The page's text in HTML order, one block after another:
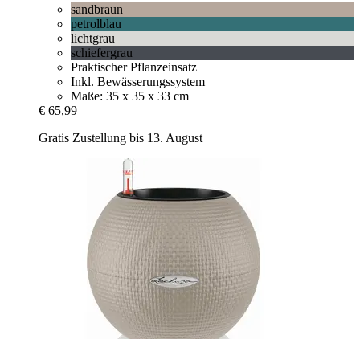
sandbraun
petrolblau
lichtgrau
schiefergrau
Praktischer Pflanzeinsatz
Inkl. Bewässerungssystem
Maße: 35 x 35 x 33 cm
€ 65,99
Gratis Zustellung bis 13. August